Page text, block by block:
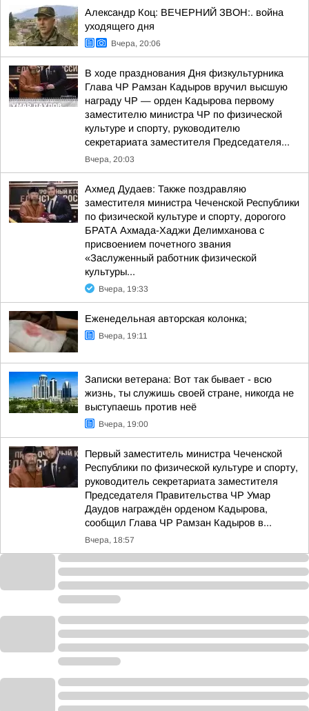
Александр Коц: ВЕЧЕРНИЙ ЗВОН:. война
уходящего дня
Вчера, 20:06
В ходе празднования Дня физкультурника
Глава ЧР Рамзан Кадыров вручил высшую
награду ЧР — орден Кадырова первому
заместителю министра ЧР по физической
культуре и спорту, руководителю
секретариата заместителя Председателя...
Вчера, 20:03
Ахмед Дудаев: Также поздравляю
заместителя министра Чеченской Республики
по физической культуре и спорту, дорогого
БРАТА Ахмада-Хаджи Делимханова с
присвоением почетного звания
«Заслуженный работник физической
культуры...
Вчера, 19:33
Еженедельная авторская колонка;
Вчера, 19:11
Записки ветерана: Вот так бывает - всю
жизнь, ты служишь своей стране, никогда не
выступаешь против неё
Вчера, 19:00
Первый заместитель министра Чеченской
Республики по физической культуре и спорту,
руководитель секретариата заместителя
Председателя Правительства ЧР Умар
Даудов награждён орденом Кадырова,
сообщил Глава ЧР Рамзан Кадыров в...
Вчера, 18:57